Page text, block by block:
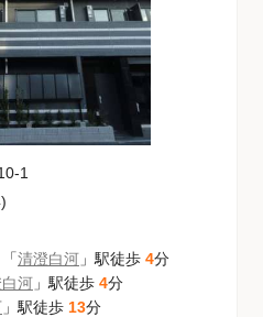
1
「清澄白河 」駅徒歩 4分
河 」駅徒歩 4分
」駅徒歩 13分